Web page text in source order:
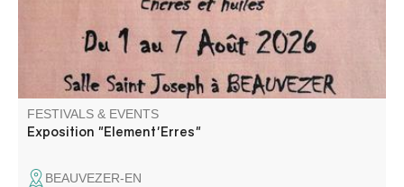
FESTIVALS & EVENTS
Exposition "Element'Erres"
BEAUVEZER-EN